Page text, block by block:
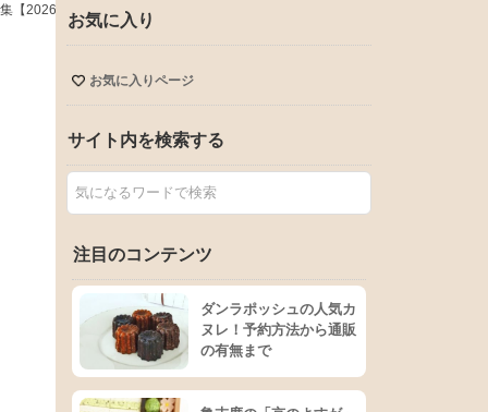
【2026】スイーツやヘルシーな食品ギフトも
お気に入り
お気に入りページ
サイト内を検索する
注目のコンテンツ
ダンラポッシュの人気カ
ヌレ！予約方法から通販
の有無まで